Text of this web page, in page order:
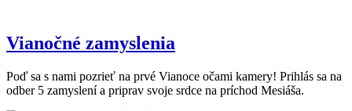
Vianočné zamyslenia
Poď sa s nami pozrieť na prvé Vianoce očami kamery! Prihlás sa na
odber 5 zamyslení a priprav svoje srdce na príchod Mesiáša.